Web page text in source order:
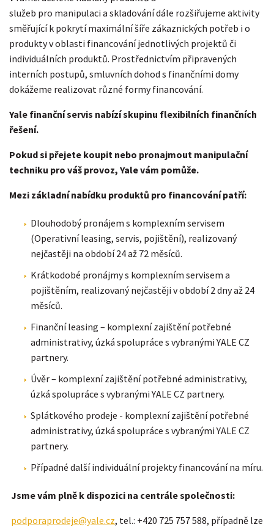
služeb pro manipulaci a skladování dále rozšiřujeme aktivity
směřující k pokrytí maximální šíře zákaznických potřeb i o
produkty v oblasti financování jednotlivých projektů či
individuálních produktů. Prostřednictvím připravených
interních postupů, smluvních dohod s finančními domy
dokážeme realizovat různé formy financování.
Yale finanční servis nabízí skupinu flexibilních finančních
řešení.
Pokud si přejete koupit nebo pronajmout manipulační
techniku pro váš provoz, Yale vám pomůže.
Mezi základní nabídku produktů pro financování patří:
Dlouhodobý pronájem s komplexním servisem
(Operativní leasing, servis, pojištění), realizovaný
nejčastěji na období 24 až 72 měsíců.
Krátkodobé pronájmy s komplexním servisem a
pojištěním, realizovaný nejčastěji v období 2 dny až 24
měsíců.
Finanční leasing – komplexní zajištění potřebné
administrativy, úzká spolupráce s vybranými YALE CZ
partnery.
Úvěr – komplexní zajištění potřebné administrativy,
úzká spolupráce s vybranými YALE CZ partnery.
Splátkového prodeje - komplexní zajištění potřebné
administrativy, úzká spolupráce s vybranými YALE CZ
partnery.
Případné další individuální projekty financování na míru.
Jsme vám plně k dispozici na centrále společnosti:
podporaprodeje@yale.cz, tel.: +420 725 757 588, případně lze